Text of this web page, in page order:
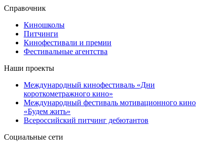
Справочник
Киношколы
Питчинги
Кинофестивали и премии
Фестивальные агентства
Наши проекты
Международный кинофестиваль «Дни
короткометражного кино»
Международный фестиваль мотивационного кино
«Будем жить»
Всероссийский питчинг дебютантов
Социальные сети